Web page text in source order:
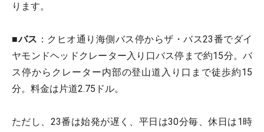
ります。
■バス ：クヒオ通り海側バス停からザ・バス23番でダイ
ヤモンドヘッドクレーター入り口バス停まで約15分。バ
ス停からクレーター内部の登山道入り口まで徒歩約15
分。料金は片道2.75ドル。
ただし、23番は始発が遅く、平日は30分毎、休日は1時